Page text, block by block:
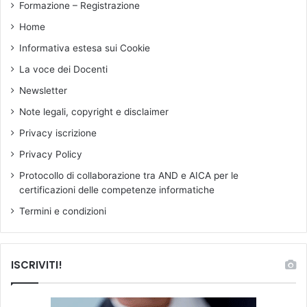
i
a
P
r
m
a
i
a
S
c
a
r
Formazione – Registrazione
Home
Informativa estesa sui Cookie
La voce dei Docenti
Newsletter
Note legali, copyright e disclaimer
Privacy iscrizione
Privacy Policy
Protocollo di collaborazione tra AND e AICA per le
certificazioni delle competenze informatiche
Termini e condizioni
ISCRIVITI!